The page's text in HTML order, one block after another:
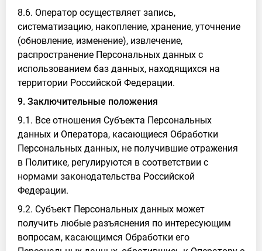
8.6. Оператор осуществляет запись,
систематизацию, накопление, хранение, уточнение
(обновление, изменение), извлечение,
распространение Персональных данных с
использованием баз данных, находящихся на
территории Российской Федерации.
9. Заключительные положения
9.1. Все отношения Субъекта Персональных
данных и Оператора, касающиеся Обработки
Персональных данных, не получившие отражения
в Политике, регулируются в соответствии с
нормами законодательства Российской
Федерации.
9.2. Субъект Персональных данных может
получить любые разъяснения по интересующим
вопросам, касающимся Обработки его